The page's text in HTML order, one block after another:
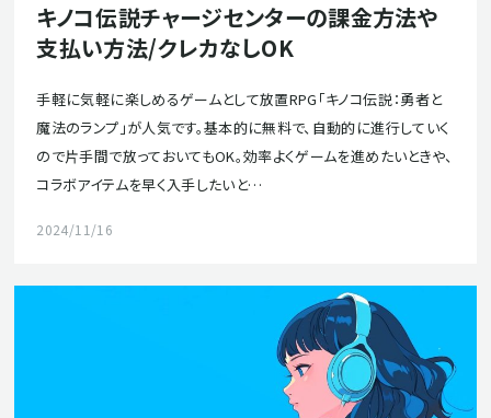
キノコ伝説チャージセンターの課金方法や
支払い方法/クレカなしOK
手軽に気軽に楽しめるゲームとして放置RPG「キノコ伝説：勇者と
魔法のランプ」が人気です。基本的に無料で、自動的に進行していく
ので片手間で放っておいてもOK。効率よくゲームを進めたいときや、
コラボアイテムを早く入手したいと…
2024/11/16